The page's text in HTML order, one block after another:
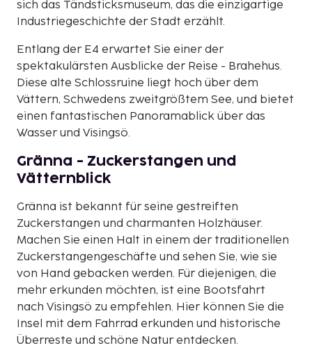
sich das Tändsticksmuseum, das die einzigartige
Industriegeschichte der Stadt erzählt.
Entlang der E4 erwartet Sie einer der
spektakulärsten Ausblicke der Reise - Brahehus.
Diese alte Schlossruine liegt hoch über dem
Vättern, Schwedens zweitgrößtem See, und bietet
einen fantastischen Panoramablick über das
Wasser und Visingsö.
Gränna - Zuckerstangen und
Vätternblick
Gränna ist bekannt für seine gestreiften
Zuckerstangen und charmanten Holzhäuser.
Machen Sie einen Halt in einem der traditionellen
Zuckerstangengeschäfte und sehen Sie, wie sie
von Hand gebacken werden. Für diejenigen, die
mehr erkunden möchten, ist eine Bootsfahrt
nach Visingsö zu empfehlen. Hier können Sie die
Insel mit dem Fahrrad erkunden und historische
Überreste und schöne Natur entdecken.